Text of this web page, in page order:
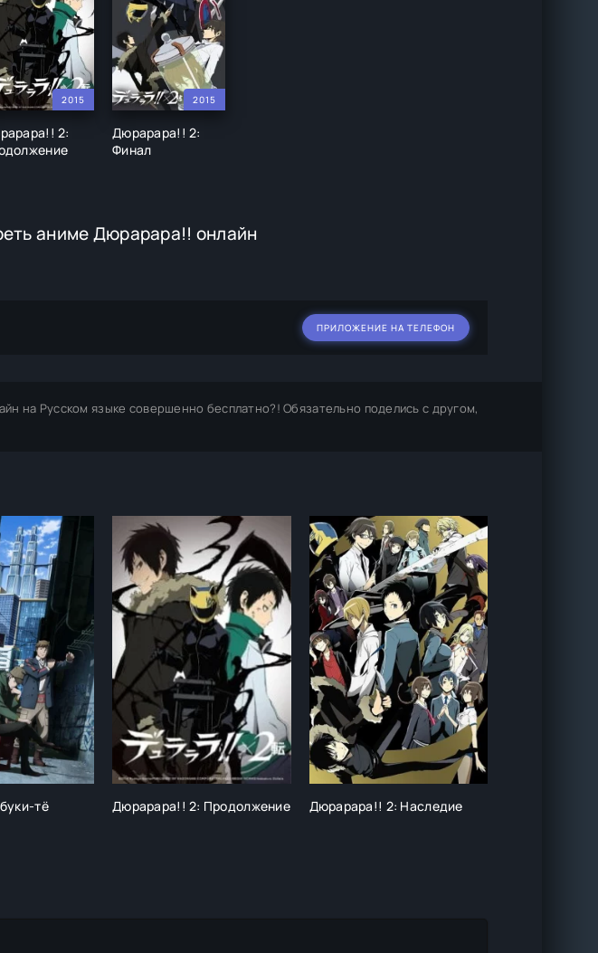
2015
2:
2015
Дюрарара!! 2:
Финал
аниме Дюрарара!! онлайн
ПРИЛОЖЕНИЕ НА ТЕЛЕФОН
на Русском языке совершенно бесплатно?! Обязательно поделись с другом,
тё Дюрарара!! 2: Продолжение Дюрарара!! 2: Наследие